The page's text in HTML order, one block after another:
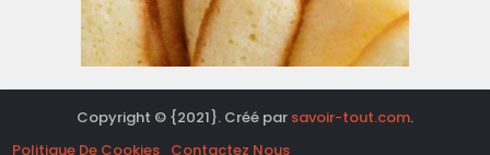
Copyright © {2021}. Créé par savoir-tout.com.
Politique De Cookies Contactez Nous